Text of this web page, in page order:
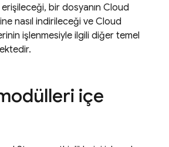
bir dosyanın Cloud
nasıl indirileceği ve Cloud
işlenmesiyle ilgili diğer temel
içe